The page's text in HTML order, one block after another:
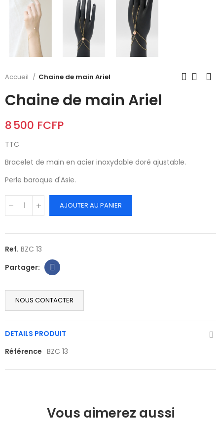
Accueil Chaine de main Ariel
Chaine de main Ariel
8 500 FCFP
TTC
Bracelet de main en acier inoxydable doré ajustable.
Perle baroque d'Asie.
AJOUTER AU PANIER
Ref. BZC 13
NOUS CONTACTER
DETAILS PRODUIT
Référence BZC 13
Vous aimerez aussi